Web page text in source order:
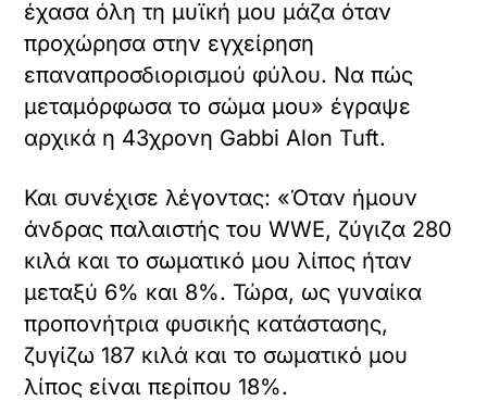
έχασα όλη τη μυϊκή μου μάζα όταν
προχώρησα στην εγχείρηση
επαναπροσδιορισμού φύλου. Να πώς
μεταμόρφωσα το σώμα μου» έγραψε
αρχικά η 43χρονη Gabbi Alon Tuft.
Και συνέχισε λέγοντας: «Όταν ήμουν
άνδρας παλαιστής του WWE, ζύγιζα 280
κιλά και το σωματικό μου λίπος ήταν
μεταξύ 6% και 8%. Τώρα, ως γυναίκα
προπονήτρια φυσικής κατάστασης,
ζυγίζω 187 κιλά και το σωματικό μου
λίπος είναι περίπου 18%.